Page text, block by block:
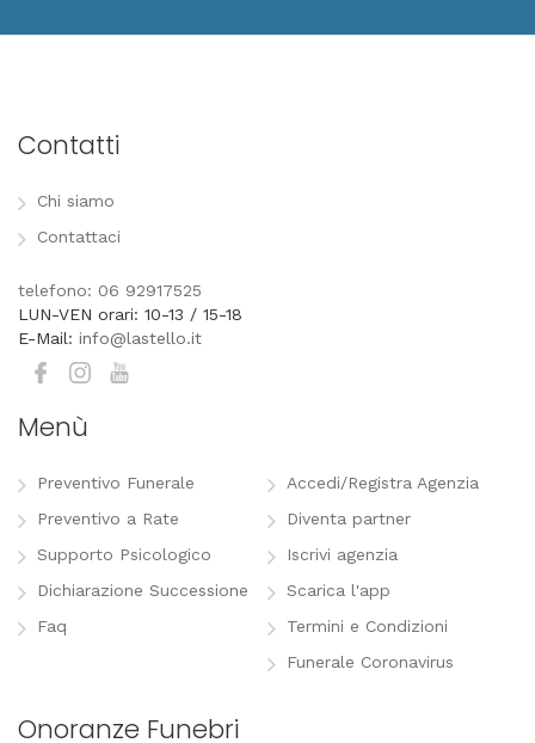
Contatti
Chi siamo
Contattaci
telefono: 06 92917525
LUN-VEN orari: 10-13 / 15-18
E-Mail: info@lastello.it
Menù
Preventivo Funerale
Preventivo a Rate
Supporto Psicologico
Dichiarazione Successione
Faq
Accedi/Registra Agenzia
Diventa partner
Iscrivi agenzia
Scarica l'app
Termini e Condizioni
Funerale Coronavirus
Onoranze Funebri